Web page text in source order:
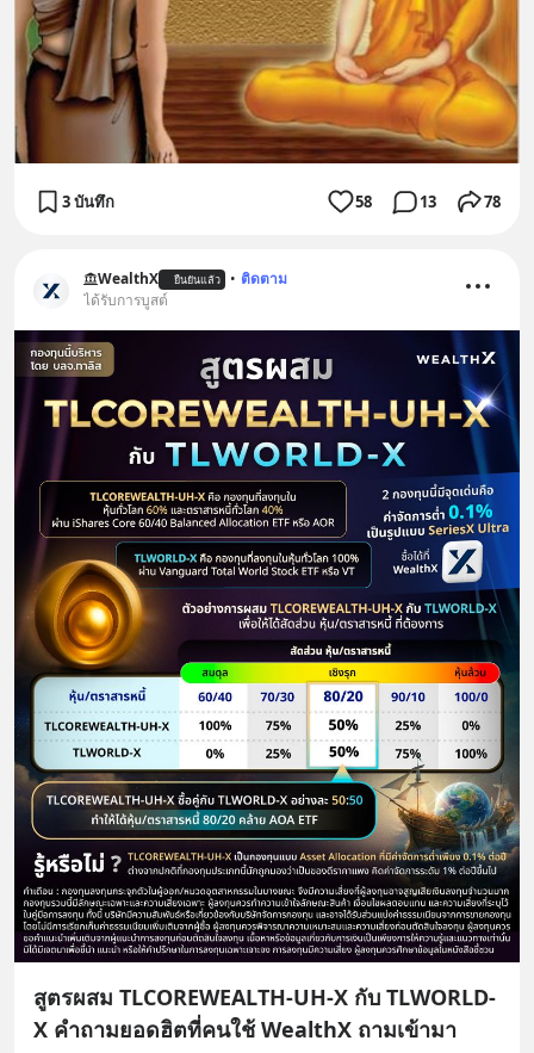
3 บันทึก 58 13 78
WealthX ยืนยันแล้ว • ติดตาม
ได้รับการบูสต์
สูตรผสม TLCOREWEALTH-UH-X กับ TLWORLD-
X คำถามยอดฮิตที่คนใช้ WealthX ถามเข้ามา